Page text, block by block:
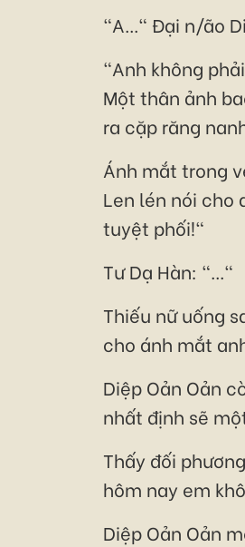
"A..." Đại n/ão
"Anh không
Một thân ảnh
ra cặp răng
Ánh mắt trong
Len lén nói cho
tuyệt phối!"
Tư Dạ Hàn: "..."
Thiếu nữ uống
cho ánh mắt
Diệp Oản Oản
nhất định sẽ
Thấy đối
hôm nay em
Diệp Oản Oản